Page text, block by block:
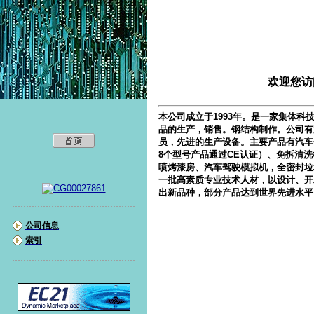
公司信息
索引
欢迎您
本公司成立于1993年。是一家集体科
品的生产，销售。钢结构制作。公司
员，先进的生产设备。主要产品有汽
8个型号产品通过CE认证）、免拆清
喷烤漆房、汽车驾驶模拟机，全密封
一批高素质专业技术人材，以设计、
出新品种，部分产品达到世界先进水